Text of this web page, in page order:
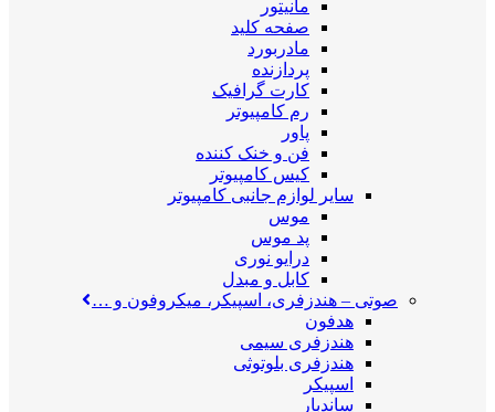
مانیتور
صفحه کلید
مادربورد
پردازنده
کارت گرافیک
رم کامپیوتر
پاور
فن و خنک کننده
کیس کامپیوتر
سایر لوازم جانبی کامپیوتر
موس
پد موس
درایو نوری
کابل و مبدل
صوتی – هندزفری، اسپیکر، میکروفون و …
هدفون
هندزفری سیمی
هندزفری بلوتوثی
اسپیکر
ساندبار